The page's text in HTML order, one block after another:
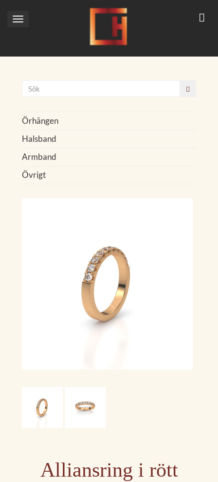
Toggle
Örhängen
Halsband
Armband
Övrigt
Alliansring i rött